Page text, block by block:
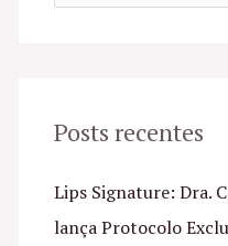
u
s
a
Posts recentes
Lips Signature: Dra.
lança Protocolo